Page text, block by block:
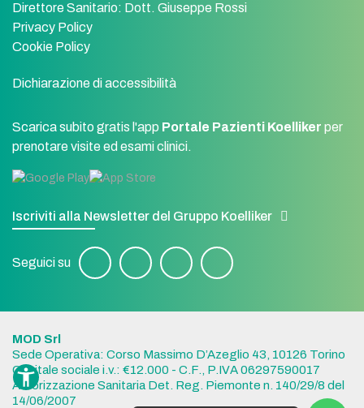
Direttore Sanitario: Dott. Giuseppe Rossi
Privacy Policy
Cookie Policy
Dichiarazione di accessibilità
Scarica subito gratis l'app Portale Pazienti Koelliker per
prenotare visite ed esami clinici.
Iscriviti alla Newsletter del Gruppo Koelliker
Seguici su
MOD Srl
Sede Operativa: Corso Massimo D’Azeglio 43, 10126 Torino
Capitale sociale i.v.: €12.000 - C.F., P.IVA 06297590017
Autorizzazione Sanitaria Det. Reg. Piemonte n. 140/29/8 del
14/06/2007